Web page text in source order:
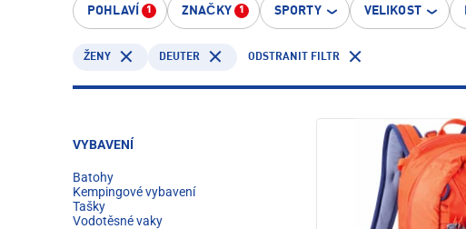
POHLAVÍ 1 ZNAČKY 1 SPORTY VELIKOST
ŽENY DEUTER ODSTRANIT FILTR
VYBAVENÍ
Batohy
Kempingové vybavení
Tašky
Vodotěsné vaky